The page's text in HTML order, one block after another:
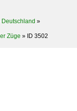
Deutschland »
Züge » ID 3502